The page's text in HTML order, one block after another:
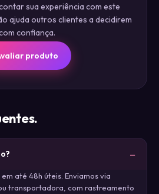
sua experiência com este
ajuda outros clientes a decidirem
confiança.
produto
até 48h úteis. Enviamos via
transportadora, com rastreamento